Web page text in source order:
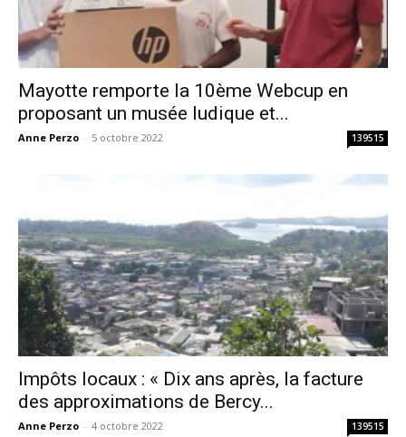
Mayotte remporte la 10ème Webcup en
proposant un musée ludique et...
Anne Perzo - 5 octobre 2022 139515
Impôts locaux : « Dix ans après, la facture
des approximations de Bercy...
Anne Perzo - 4 octobre 2022 139515